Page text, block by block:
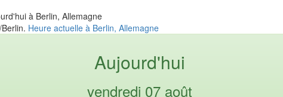
à Berlin, Allemagne
Heure actuelle à Berlin, Allemagne
Aujourd'hui
vendredi 07 août